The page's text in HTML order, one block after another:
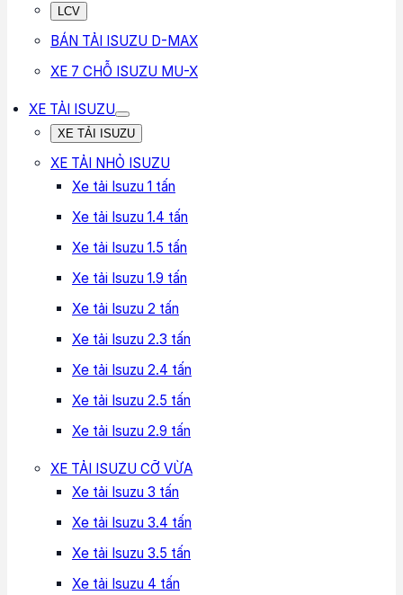
LCV
BÁN TẢI ISUZU D-MAX
XE 7 CHỖ ISUZU MU-X
XE TẢI ISUZU
XE TẢI ISUZU
XE TẢI NHỎ ISUZU
Xe tải Isuzu 1 tấn
Xe tải Isuzu 1.4 tấn
Xe tải Isuzu 1.5 tấn
Xe tải Isuzu 1.9 tấn
Xe tải Isuzu 2 tấn
Xe tải Isuzu 2.3 tấn
Xe tải Isuzu 2.4 tấn
Xe tải Isuzu 2.5 tấn
Xe tải Isuzu 2.9 tấn
XE TẢI ISUZU CỠ VỪA
Xe tải Isuzu 3 tấn
Xe tải Isuzu 3.4 tấn
Xe tải Isuzu 3.5 tấn
Xe tải Isuzu 4 tấn